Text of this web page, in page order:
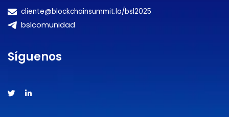
cliente@blockchainsummit.la/bsl2025
bslcomunidad
Síguenos